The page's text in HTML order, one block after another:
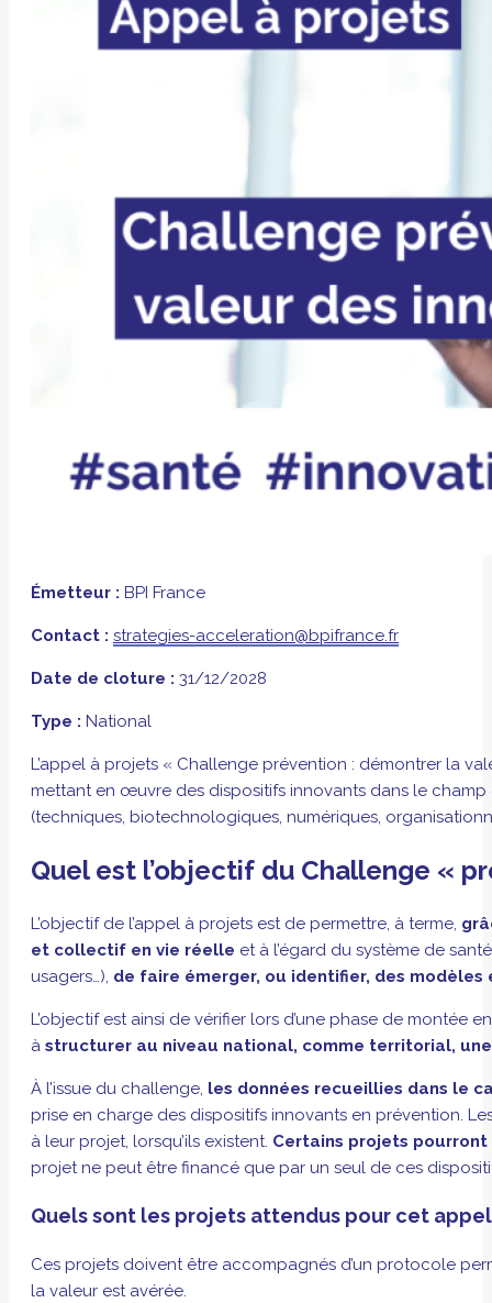
Émetteur : BPI France
Contact : strategies-acceleration@bpifrance.fr
Date de cloture : 31/12/2028
Type : National
L’appel à projets « Challenge prévention : démontrer la
mettant en œuvre des dispositifs innovants dans le
(techniques, biotechnologiques, numériques,
Quel est l’objectif du Challenge «
L’objectif de l’appel à projets est de permettre, à terme,
et collectif en vie réelle et à l’égard du système de
usagers…), de faire émerger, ou identifier, des
L’objectif est ainsi de vérifier lors d’une phase de
à structurer au niveau national, comme territorial,
À l’issue du challenge, les données recueillies dans le
prise en charge des dispositifs innovants en prévention.
à leur projet, lorsqu’ils existent. Certains projets
projet ne peut être financé que par un seul de ces
Quels sont les projets attendus pour cet
Ces projets doivent être accompagnés d’un protocole
la valeur est avérée.